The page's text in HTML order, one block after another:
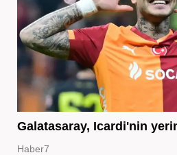
Galatasaray, Icardi'nin
Haber7